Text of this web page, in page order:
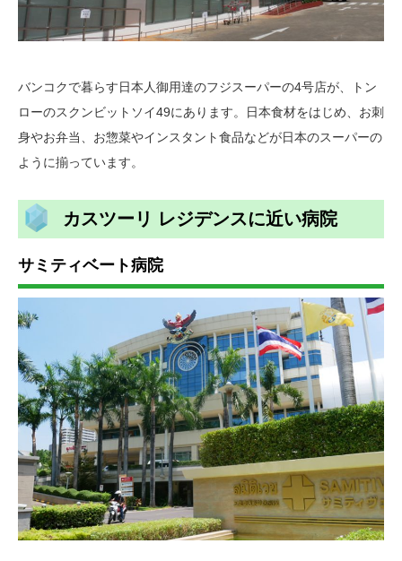
バンコクで暮らす日本人御用達のフジスーパーの4号店が、トン
ローのスクンビットソイ49にあります。日本食材をはじめ、お刺
身やお弁当、お惣菜やインスタント食品などが日本のスーパーの
ように揃っています。
カスツーリ レジデンスに近い病院
サミティベート病院